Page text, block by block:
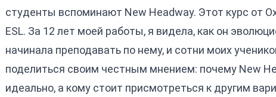
студенты вспоминают New Headway. Этот курс от
ESL. За 12 лет моей работы, я видела, как он
начинала преподавать по нему, и сотни моих
поделиться своим честным мнением: почему New
идеально, а кому стоит присмотреться к другим